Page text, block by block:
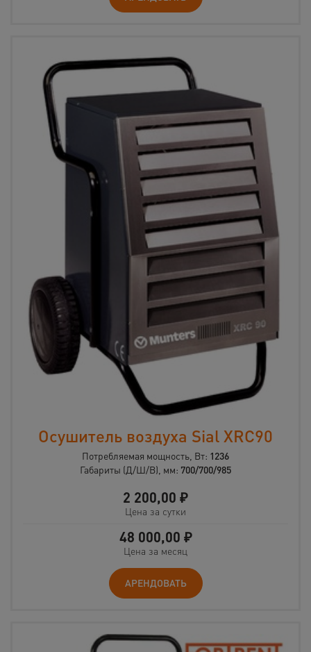
Осушитель воздуха Sial XRC90
Потребляемая мощность, Вт: 1236
Габариты (Д/Ш/В), мм: 700/700/985
2 200,00 ₽
Цена за сутки
48 000,00 ₽
Цена за месяц
АРЕНДОВАТЬ